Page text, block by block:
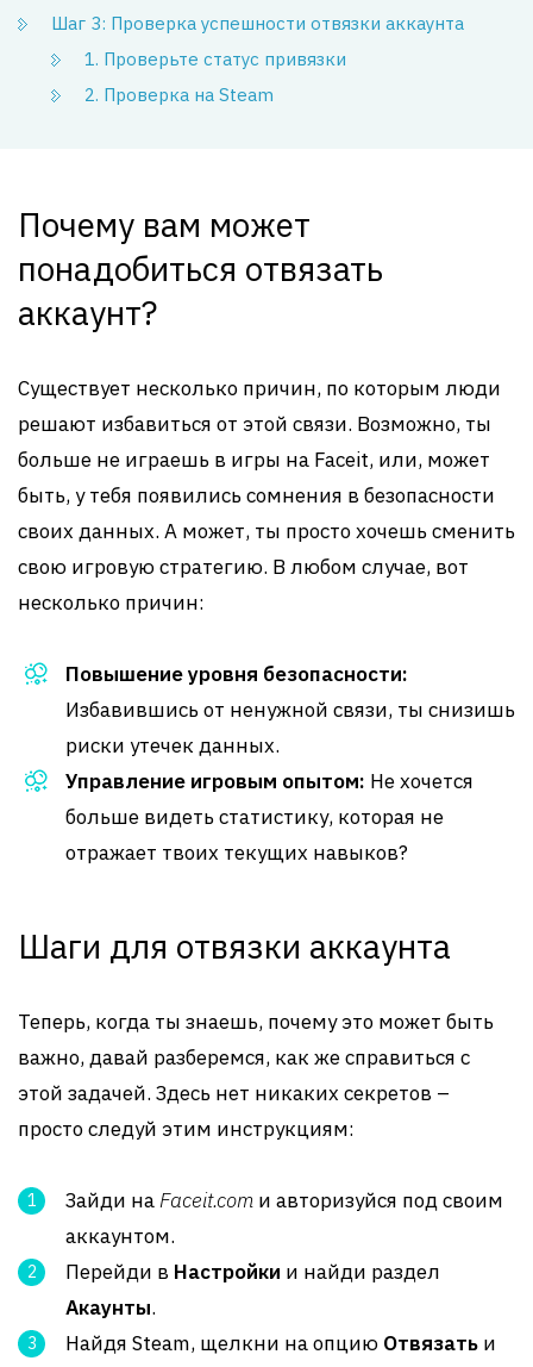
Шаг 3: Проверка успешности отвязки аккаунта
1. Проверьте статус привязки
2. Проверка на Steam
Почему вам может
понадобиться отвязать
аккаунт?
Существует несколько причин, по которым люди
решают избавиться от этой связи. Возможно, ты
больше не играешь в игры на Faceit, или, может
быть, у тебя появились сомнения в безопасности
своих данных. А может, ты просто хочешь сменить
свою игровую стратегию. В любом случае, вот
несколько причин:
Повышение уровня безопасности:
Избавившись от ненужной связи, ты снизишь
риски утечек данных.
Управление игровым опытом: Не хочется
больше видеть статистику, которая не
отражает твоих текущих навыков?
Шаги для отвязки аккаунта
Теперь, когда ты знаешь, почему это может быть
важно, давай разберемся, как же справиться с
этой задачей. Здесь нет никаких секретов –
просто следуй этим инструкциям:
Зайди наFaceit.com и авторизуйся под своим
аккаунтом.
Перейди в Настройки и найди раздел
Акаунты.
Найдя Steam, щелкни на опцию Отвязать и